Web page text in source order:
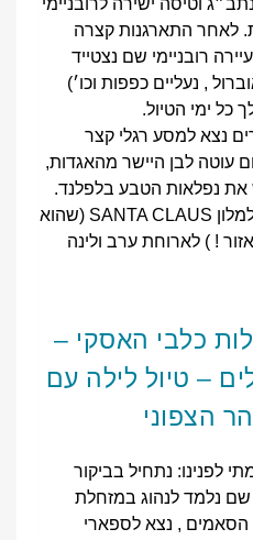
וטיסה ישירה לרובניימי
לאחר התארגנות קצרה
רובניימי שם נצטייד
, נעליים כפפות וכו׳)
כל ימי הטיול.
נצא למסע רגלי קצר
עוטה לבן היישר מהאגדות,
את נפלאות הטבע בלפלנד.
בסיום הטיול נמשיך למלון SANTA CLAUS (שהוא
! ) לארוחת ערב ולינה
כלבי האסקי –
– טיול לילה עם
הצפוני
לפנינו: נתחיל בביקור
שם נלמד לנהוג במזחלת
הסאמים , נצא לספארי